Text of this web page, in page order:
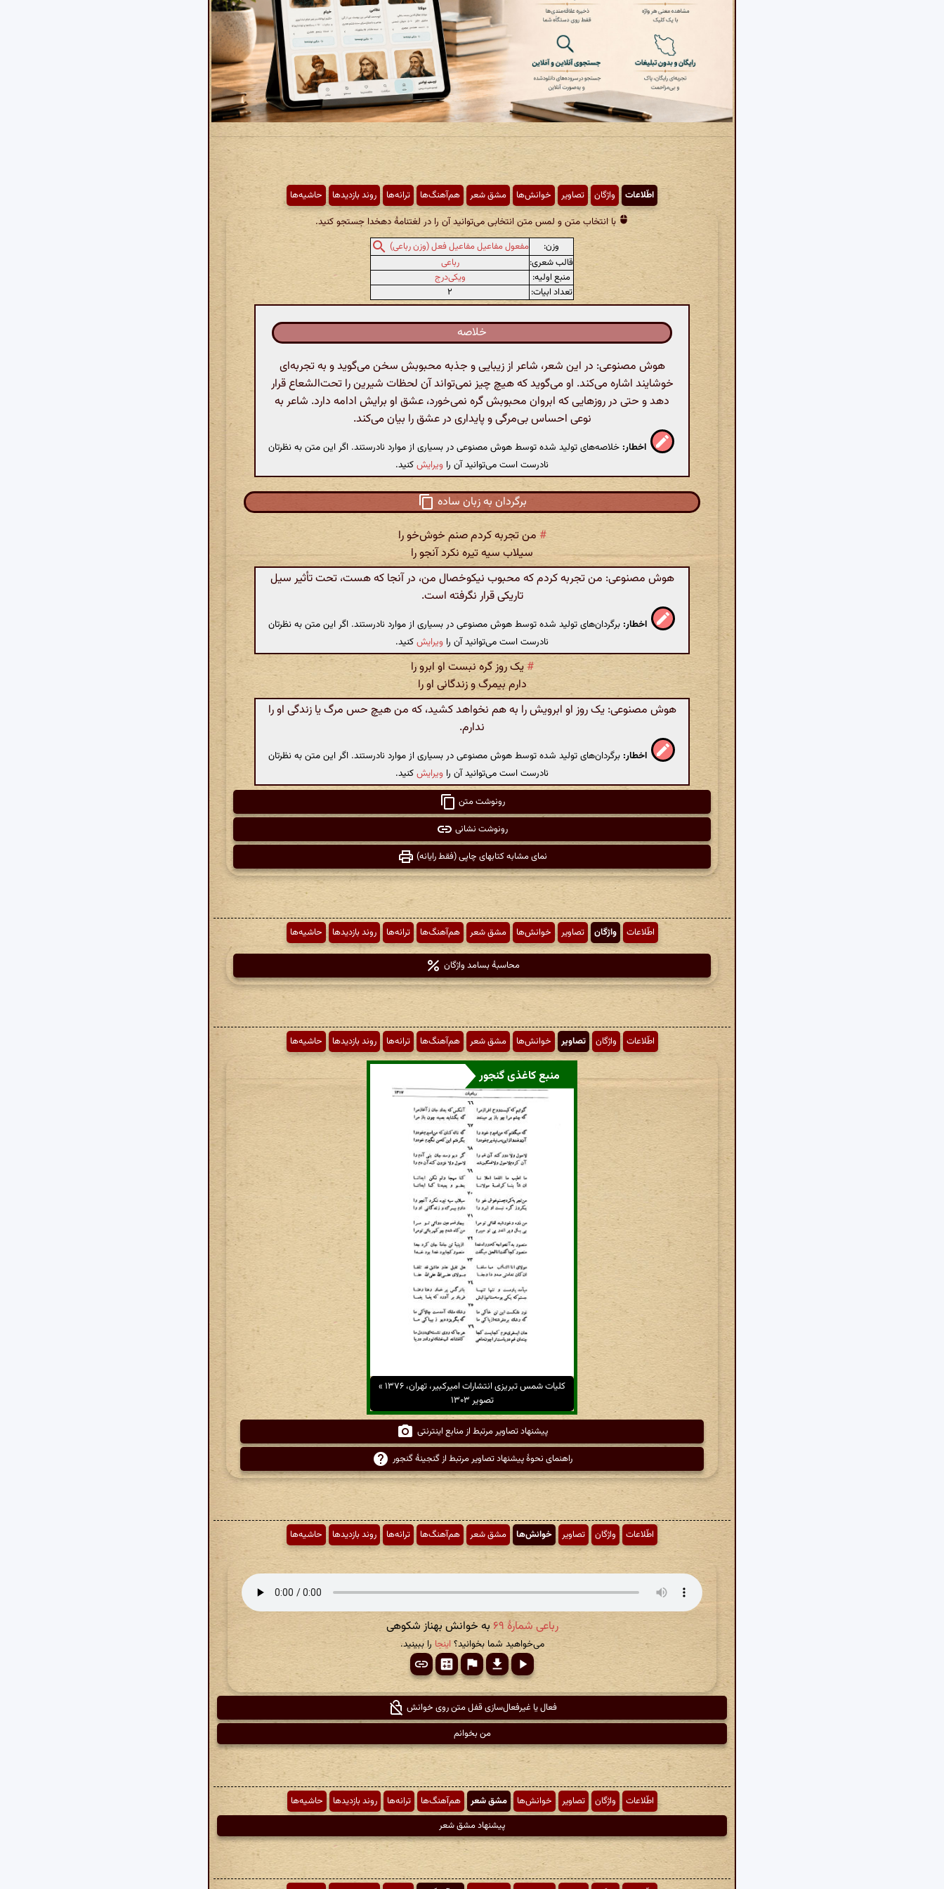
اطّلاعات واژگان تصاویر خوانش‌ها مشق شعر هم‌آهنگ‌ها ترانه‌ها روند بازدیدها حاشیه‌ها
با انتخاب متن و لمس متن انتخابی می‌توانید آن را در لغتنامهٔ دهخدا جستجو کنید.
وزن:
مفعول مفاعیل مفاعیل فعل (وزن رباعی)
قالب شعری:
رباعی
منبع اولیه:
ویکی‌درج
تعداد ابیات:
۲
خلاصه
هوش مصنوعی: در این شعر، شاعر از زیبایی و جذبه محبوبش سخن می‌گوید و به تجربه‌ای
خوشایند اشاره می‌کند. او می‌گوید که هیچ چیز نمی‌تواند آن لحظات شیرین را تحت‌الشعاع قرار
دهد و حتی در روزهایی که ابروان محبوبش گره نمی‌خورد، عشق او برایش ادامه دارد. شاعر به
نوعی احساس بی‌مرگی و پایداری در عشق را بیان می‌کند.
اخطار: خلاصه‌های تولید شده توسط هوش مصنوعی در بسیاری از موارد نادرستند. اگر این متن به نظرتان
نادرست است می‌توانید آن را ویرایشکنید.
برگردان به زبان ساده
# من تجربه کردم صنم خوش‌خو را
سیلاب سیه تیره نکرد آنجو را
هوش مصنوعی: من تجربه کردم که محبوب نیکوخصال من، در آنجا که هست، تحت تأثیر سیل
تاریکی قرار نگرفته است.
اخطار: برگردان‌های تولید شده توسط هوش مصنوعی در بسیاری از موارد نادرستند. اگر این متن به نظرتان
نادرست است می‌توانید آن را ویرایشکنید.
#یک روز گره نبست او ابرو را
دارم بیمرگ و زندگانی او را
هوش مصنوعی: یک روز او ابرویش را به هم نخواهد کشید، که من هیچ حس مرگ یا زندگی او را
ندارم.
اخطار: برگردان‌های تولید شده توسط هوش مصنوعی در بسیاری از موارد نادرستند. اگر این متن به نظرتان
نادرست است می‌توانید آن را ویرایشکنید.
رونوشت متن
رونوشت نشانی
نمای مشابه کتابهای چاپی (فقط رایانه)
اطّلاعات واژگان تصاویر خوانش‌ها مشق شعر هم‌آهنگ‌ها ترانه‌ها روند بازدیدها حاشیه‌ها
محاسبهٔ بسامد واژگان
اطّلاعات واژگان تصاویر خوانش‌ها مشق شعر هم‌آهنگ‌ها ترانه‌ها روند بازدیدها حاشیه‌ها
منبع کاغذی گنجور
کلیات شمس تبریزی انتشارات امیرکبیر، تهران، ۱۳۷۶ »
تصویر ۱۳۰۳
پیشنهاد تصاویر مرتبط از منابع اینترنتی
راهنمای نحوهٔ پیشنهاد تصاویر مرتبط از گنجینهٔ گنجور
اطّلاعات واژگان تصاویر خوانش‌ها مشق شعر هم‌آهنگ‌ها ترانه‌ها روند بازدیدها حاشیه‌ها
رباعی شمارهٔ ۶۹ به خوانش بهناز شکوهی
می‌خواهید شما بخوانید؟اینجا را ببینید.
فعال یا غیرفعال‌سازی قفل متن روی خوانش
من بخوانم
اطّلاعات واژگان تصاویر خوانش‌ها مشق شعر هم‌آهنگ‌ها ترانه‌ها روند بازدیدها
حاشیه‌ها
پیشنهاد مشق شعر